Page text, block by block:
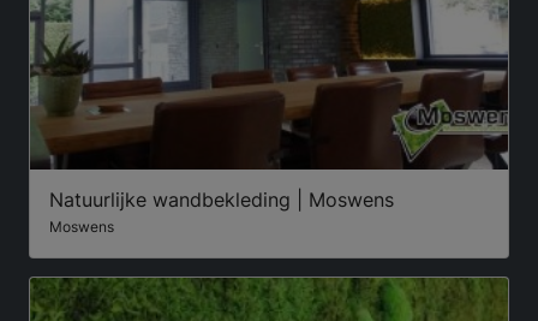
Natuurlijke wandbekleding | Moswens
Moswens